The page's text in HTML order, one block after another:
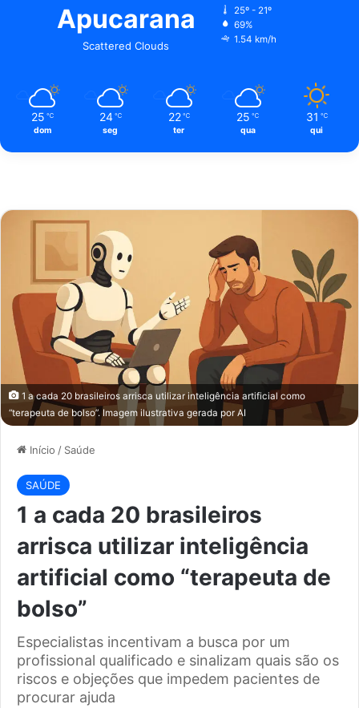
1 a cada 20 brasileiros arrisca utilizar inteligência artificial como
“terapeuta de bolso”. Imagem ilustrativa gerada por AI
Início / Saúde
SAÚDE
1 a cada 20 brasileiros
arrisca utilizar inteligência
artificial como “terapeuta de
bolso”
Especialistas incentivam a busca por um
profissional qualificado e sinalizam quais são os
riscos e objeções que impedem pacientes de
procurar ajuda
Apucarana
Scattered Clouds
25º - 21º
69%
1.54 km/h
25 ℃
dom
24 ℃
seg
22 ℃
ter
25 ℃
qua
31 ℃
qui